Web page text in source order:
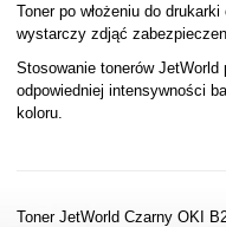
Toner po włożeniu do
wystarczy zdjąć
Stosowanie tonerów
odpowiedniej intensywności
koloru.
Toner JetWorld Czarny OKI